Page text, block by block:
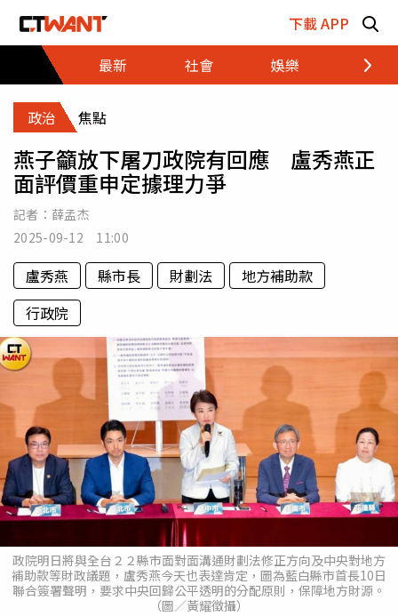
下載 APP
最新
社會 娛樂 財經
政治 焦點
燕子籲放下屠刀政院有回應 盧秀燕正
面評價重申定據理力爭
記者： 薛孟杰
2025-09-12 11:00
盧秀燕 縣市長 財劃法
地方補助款
行政院
政院明日將與全台２２縣市面對面溝通財劃法修正方向及中央對地方
補助款等財政議題，盧秀燕今天也表達肯定，圖為藍白縣市首長10日
聯合簽署聲明，要求中央回歸公平透明的分配原則，保障地方財源。
（圖／黃耀徵攝）